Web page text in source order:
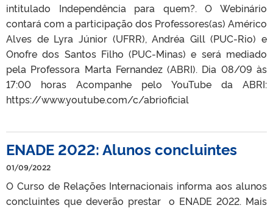
intitulado Independência para quem?. O Webinário
contará com a participação dos Professores(as) Américo
Alves de Lyra Júnior (UFRR), Andréa Gill (PUC-Rio) e
Onofre dos Santos Filho (PUC-Minas) e será mediado
pela Professora Marta Fernandez (ABRI). Dia 08/09 às
17:00 horas Acompanhe pelo YouTube da ABRI:
https://www.youtube.com/c/abrioficial
ENADE 2022: Alunos concluintes
01/09/2022
O Curso de Relações Internacionais informa aos alunos
concluintes que deverão prestar o ENADE 2022. Mais